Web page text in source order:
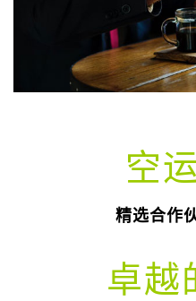
空
精选合作
卓越